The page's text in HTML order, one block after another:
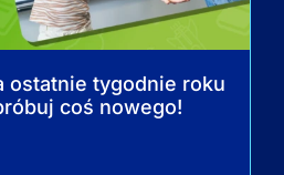
ostatnie tygodnie roku
coś nowego!